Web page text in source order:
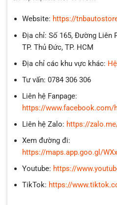
Website: https://
Địa chỉ: Số 165, Đường Liên
TP. Thủ Đức, TP. HCM
Địa chỉ các khu vực khác:
Tư vấn: 0784 306 306
Liên hệ Fanpage:
https://www.facebook.com/
Liên hệ Zalo: https://
Xem đường đi:
https://maps.app.goo.gl/
Youtube: https://
TikTok: https://